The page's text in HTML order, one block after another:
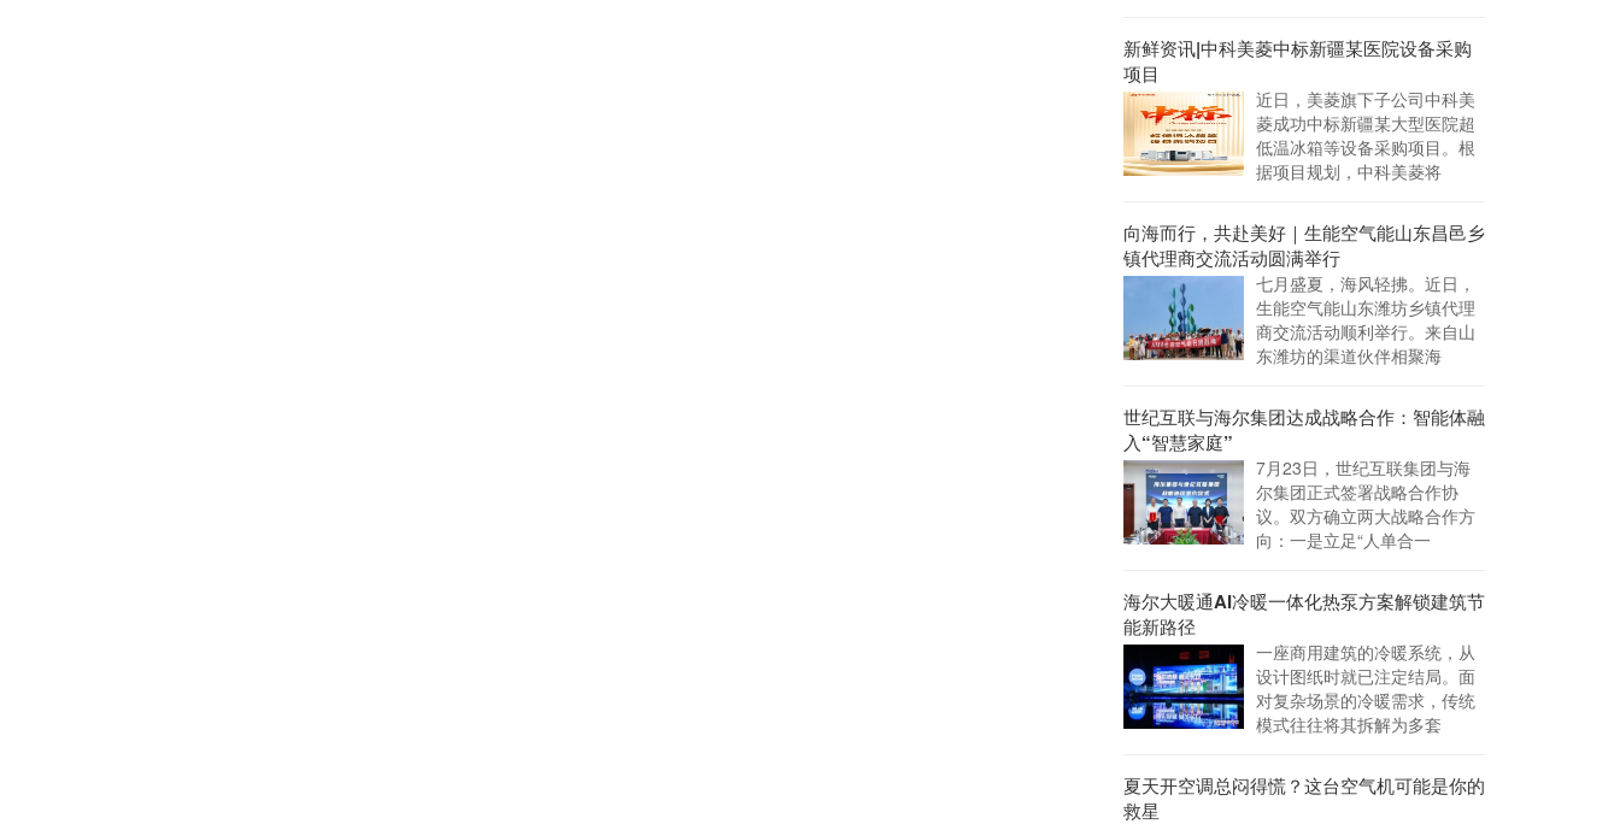
新鲜资讯|中科美菱中标新疆某医院设备采购
项目
近日，美菱旗下子公司中科美
菱成功中标新疆某大型医院超
低温冰箱等设备采购项目。根
据项目规划，中科美菱将
向海而行，共赴美好｜生能空气能山东昌邑乡
镇代理商交流活动圆满举行
七月盛夏，海风轻拂。近日，
生能空气能山东潍坊乡镇代理
商交流活动顺利举行。来自山
东潍坊的渠道伙伴相聚海
世纪互联与海尔集团达成战略合作：智能体融
入“智慧家庭”
7月23日，世纪互联集团与海
尔集团正式签署战略合作协
议。双方确立两大战略合作方
向：一是立足“人单合一
海尔大暖通AI冷暖一体化热泵方案解锁建筑节
能新路径
一座商用建筑的冷暖系统，从
设计图纸时就已注定结局。面
对复杂场景的冷暖需求，传统
模式往往将其拆解为多套
夏天开空调总闷得慌？这台空气机可能是你的
救星